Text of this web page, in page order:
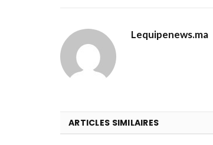
Lequipenews.ma
ARTICLES SIMILAIRES